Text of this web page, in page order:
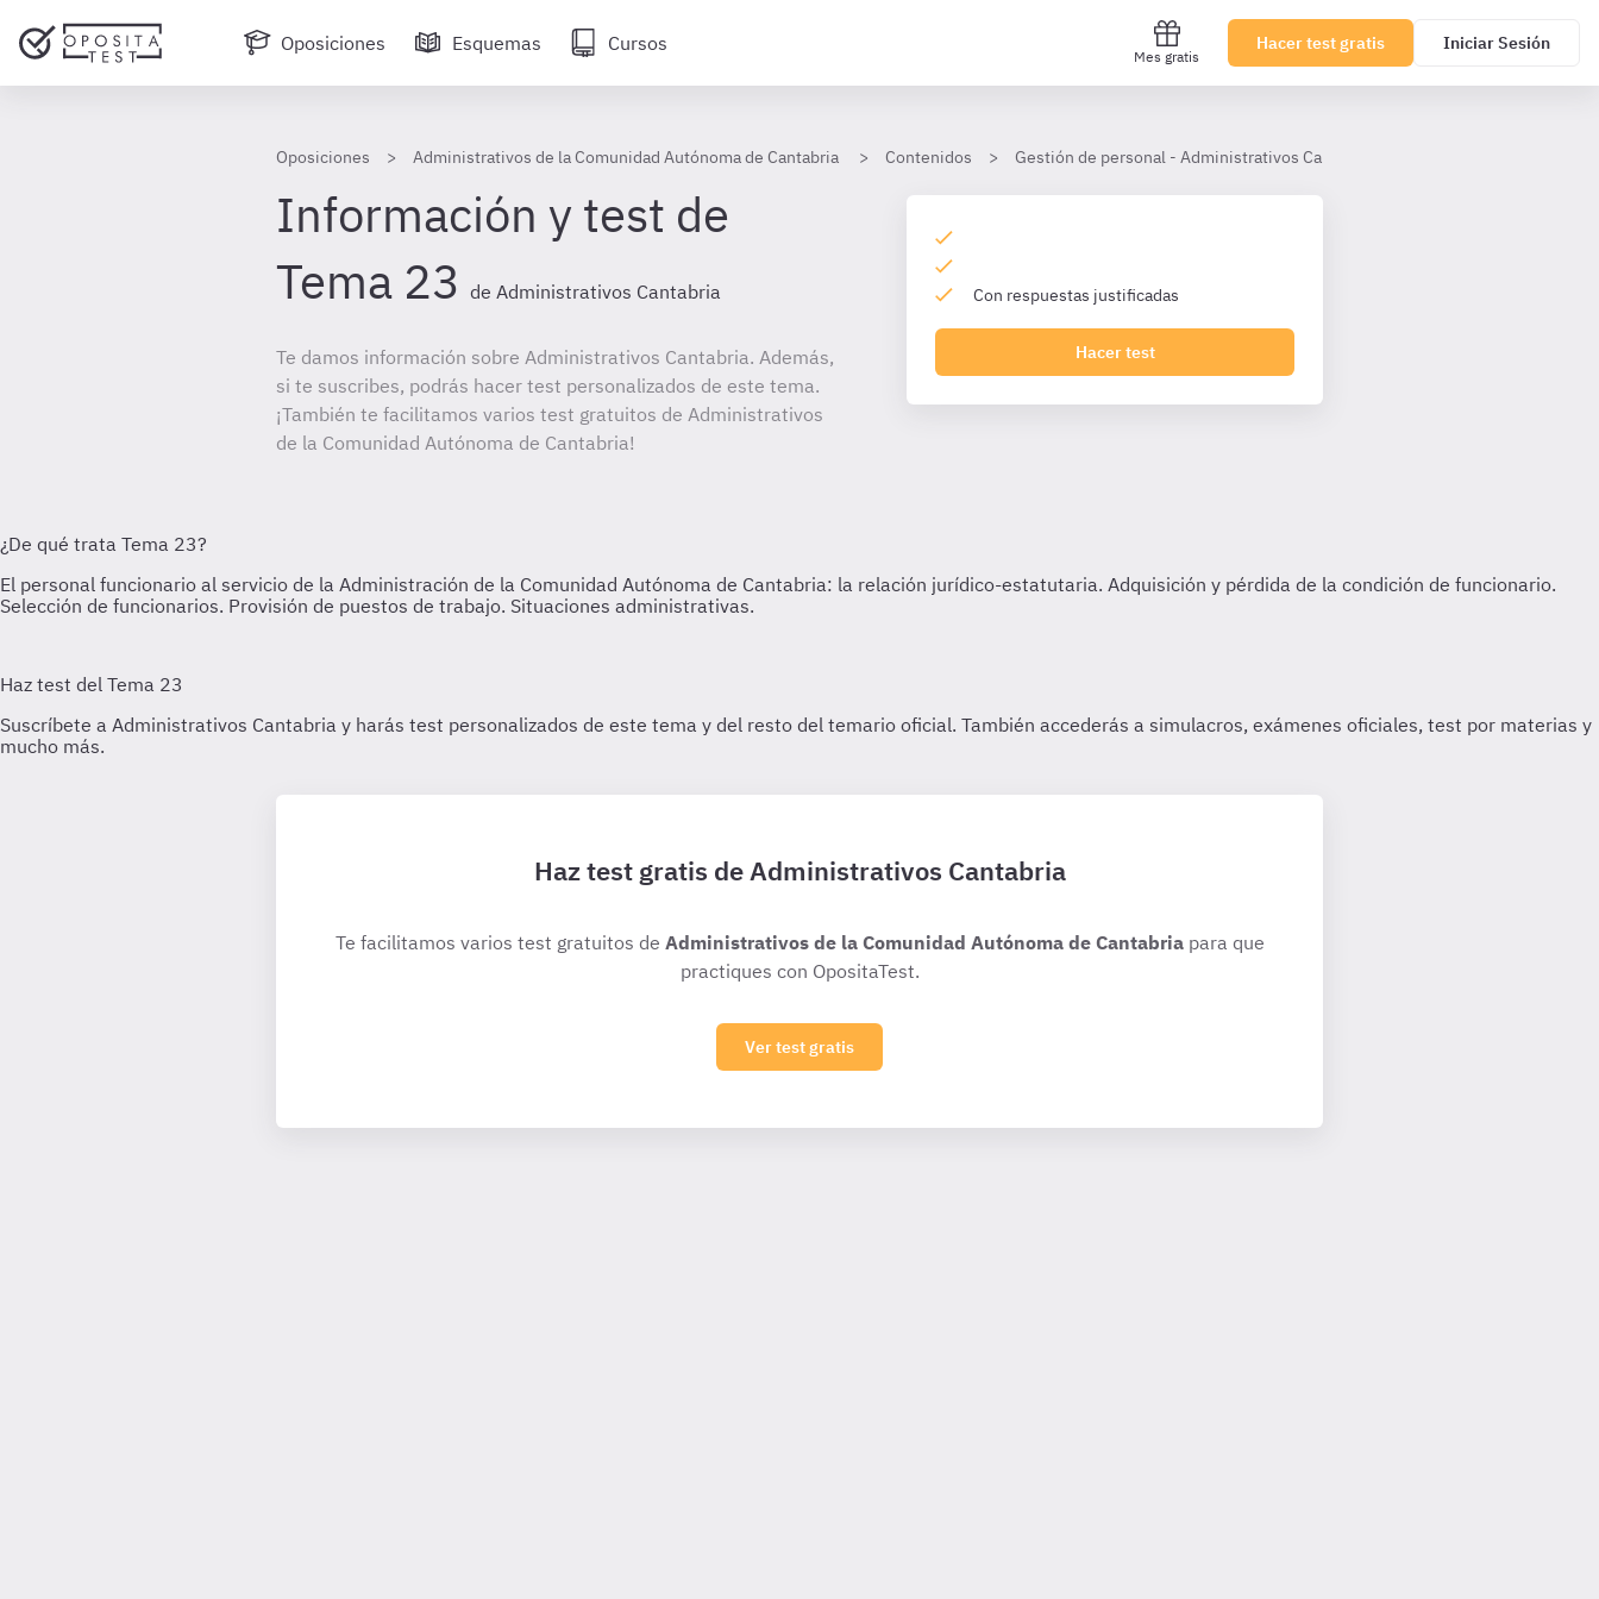
Oposiciones Esquemas Cursos
Mes gratis
Hacer test gratis Iniciar Sesión
Oposiciones Administrativos de la Comunidad Autónoma de Cantabria Contenidos Gestión de personal - Administrativos Cantabria TL
Información y test de
Tema 23 de Administrativos Cantabria
Te damos información sobre Administrativos Cantabria. Además,
si te suscribes, podrás hacer test personalizados de este tema.
¡También te facilitamos varios test gratuitos de Administrativos
de la Comunidad Autónoma de Cantabria!
Con respuestas justificadas
Hacer test
Haz test gratis de Administrativos Cantabria
Te facilitamos varios test gratuitos de Administrativos de la Comunidad Autónoma de Cantabriapara que
practiques con OpositaTest.
Ver test gratis